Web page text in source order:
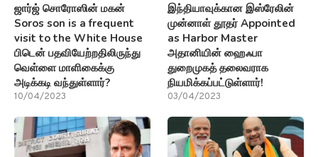
ஜார்ஜ் சொரோஸின் மகன்
Soros son is a frequent
visit to the White House
பிடென் பதவியேற்றதிலிருந்து
வெள்ளை மாளிகைக்கு
அடிக்கடி வந்துள்ளார்?
10/04/2023
இந்தியாவுக்கான இஸ்ரேலின்
முன்னாள் தூதர் Appointed
as Harbor Master
அதானியின் ஹைஃபா
துறைமுகத் தலைவராக
நியமிக்கப்பட்டுள்ளார்!
03/04/2023